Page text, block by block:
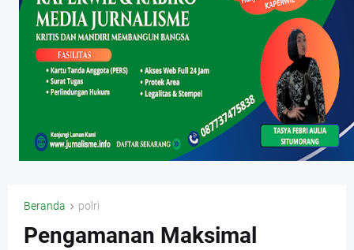
Beranda polri
Pengamanan Maksimal